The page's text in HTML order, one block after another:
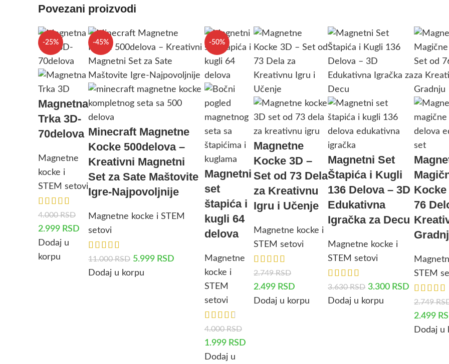
Povezani proizvodi
-25%
Magnetna
Trka 3D-
70delova
Magnetne
kocke i
STEM setovi
4.000RSD
2.999 RSD
Dodaj u
korpu
-45%
Minecraft Magnetne
Kocke 500delova –
Kreativni Magnetni
Set za Sate Maštovite
Igre-Najpovoljnije
Magnetne kocke i STEM
setovi
11.000RSD 5.999 RSD
Dodaj u korpu
-50%
Magnetni
set
štapića i
kugli 64
delova
Magnetne
kocke i
STEM
setovi
4.000RSD
1.999 RSD
Dodaj u
Magnetne
Kocke 3D –
Set od 73 Dela
za Kreativnu
Igru i Učenje
Magnetne kocke i
STEM setovi
2.749RSD
2.499 RSD
Dodaj u korpu
Magnetni Set
Štapića i Kugli
136 Delova – 3D
Edukativna
Igračka za Decu
Magnetne kocke i
STEM setovi
3.630RSD 3.300 RSD
Dodaj u korpu
Kocke
76
STEM
2.749
2.499
Dodaj u